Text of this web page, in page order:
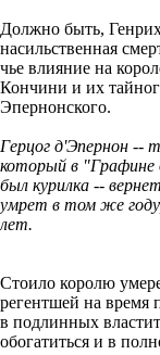
Должно быть,
насильственная
чье влияние на
Кончини и их
Эпернонского.
Герцог д'Эпернон --
который в
был курилка --
умрет в том же
лет.
Стоило королю
регентшей на время
в подлинных
обогатиться и в